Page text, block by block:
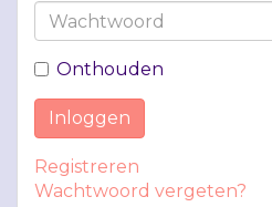
Onthouden
Inloggen
Registreren
Wachtwoord vergeten?